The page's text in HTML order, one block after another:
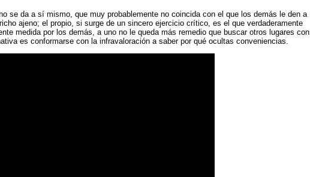
se da a sí mismo, que muy probablemente no coincida con el que los demás le den a
ajeno; el propio, si surge de un sincero ejercicio crítico, es el que verdaderamente
medida por los demás, a uno no le queda más remedio que buscar otros lugares con
es conformarse con la infravaloración a saber por qué ocultas conveniencias.